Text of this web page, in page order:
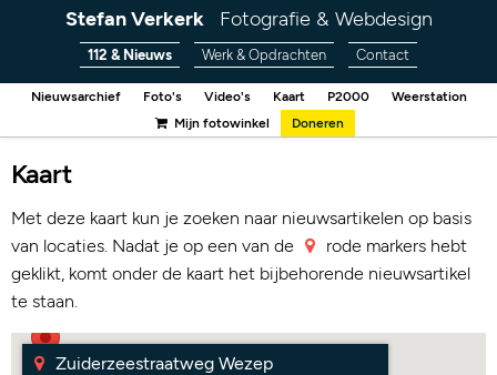
Stefan Verkerk Fotografie & Webdesign
112 & Nieuws Werk & Opdrachten Contact
Nieuwsarchief Foto's Video's Kaart P2000
Weerstation
Mijn fotowinkel
Doneren
Kaart
Met deze kaart kun je zoeken naar nieuwsartikelen op basis
van locaties. Nadat je op een van de
rode markers hebt
geklikt, komt onder de kaart het bijbehorende nieuwsartikel
te staan.
Zuiderzeestraatweg Wezep